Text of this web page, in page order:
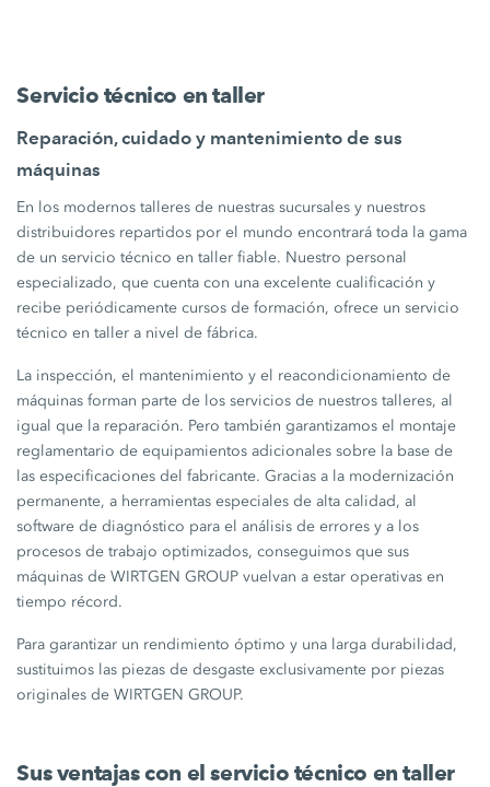
Servicio técnico en taller
Reparación, cuidado y mantenimiento de sus
máquinas
En los modernos talleres de nuestras sucursales y nuestros
distribuidores repartidos por el mundo encontrará toda la gama
de un servicio técnico en taller fiable. Nuestro personal
especializado, que cuenta con una excelente cualificación y
recibe periódicamente cursos de formación, ofrece un servicio
técnico en taller a nivel de fábrica.
La inspección, el mantenimiento y el reacondicionamiento de
máquinas forman parte de los servicios de nuestros talleres, al
igual que la reparación. Pero también garantizamos el montaje
reglamentario de equipamientos adicionales sobre la base de
las especificaciones del fabricante. Gracias a la modernización
permanente, a herramientas especiales de alta calidad, al
software de diagnóstico para el análisis de errores y a los
procesos de trabajo optimizados, conseguimos que sus
máquinas de WIRTGEN GROUP vuelvan a estar operativas en
tiempo récord.
Para garantizar un rendimiento óptimo y una larga durabilidad,
sustituimos las piezas de desgaste exclusivamente por piezas
originales de WIRTGEN GROUP.
Sus ventajas con el servicio técnico en taller